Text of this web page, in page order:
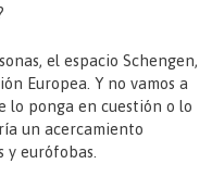
el espacio Schengen,
Europea. Y no vamos a
lo ponga en cuestión o lo
un acercamiento
y eurófobas.